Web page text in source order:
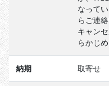
なって
らご連
キャン
らかじ
納期 取寄せ